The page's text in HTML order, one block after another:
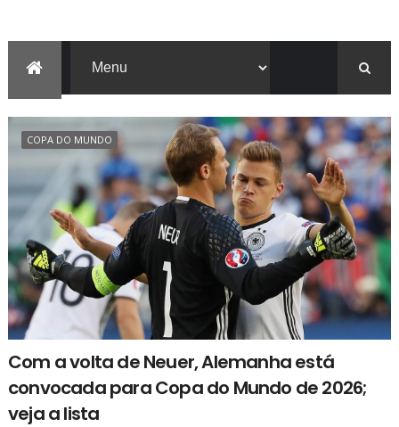
COPA DO MUNDO
Com a volta de Neuer, Alemanha está
convocada para Copa do Mundo de 2026;
veja a lista